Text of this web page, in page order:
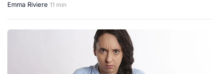
Emma Riviere 11 min